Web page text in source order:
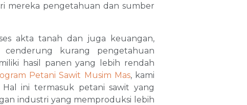
mereka pengetahuan dan sumber
akta tanah dan juga keuangan,
kurang pengetahuan
hasil panen yang lebih rendah
Petani Sawit Musim Mas, kami
ini termasuk petani sawit yang
industri yang memproduksi lebih